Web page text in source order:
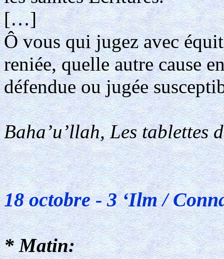
[…]
Ô vous qui jugez avec
reniée, quelle autre cause
défendue ou jugée
Baha’u’llah, Les tablettes
18 octobre - 3 ‘Ilm /
* Matin: